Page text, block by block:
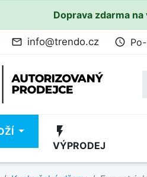
Doprava zdarma
mail_outline info@trendo.cz access_time
flash_on
VÝPRODEJ